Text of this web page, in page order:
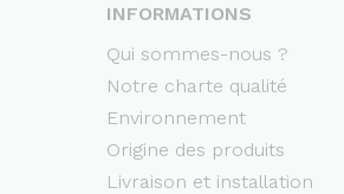
INFORMATIONS
Qui sommes-nous ?
Notre charte qualité
Environnement
Origine des produits
Livraison et installation